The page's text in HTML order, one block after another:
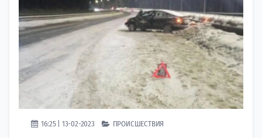
16:25 | 13-02-2023 ПРОИСШЕСТВИЯ